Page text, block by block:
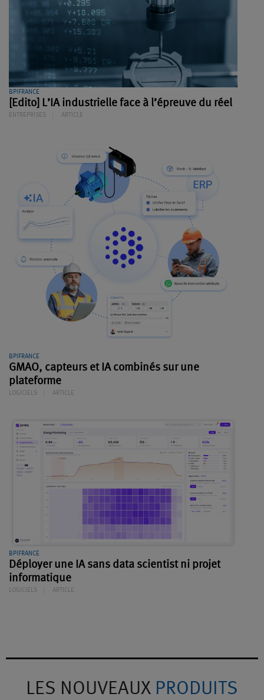
BPIFRANCE
[Edito] L’IA industrielle face à l’épreuve du réel
ENTREPRISES ARTICLE
BPIFRANCE
GMAO, capteurs et IA combinés sur une
plateforme
LOGICIELS ARTICLE
BPIFRANCE
Déployer une IA sans data scientist ni projet
informatique
LOGICIELS ARTICLE
LES NOUVEAUX PRODUITS